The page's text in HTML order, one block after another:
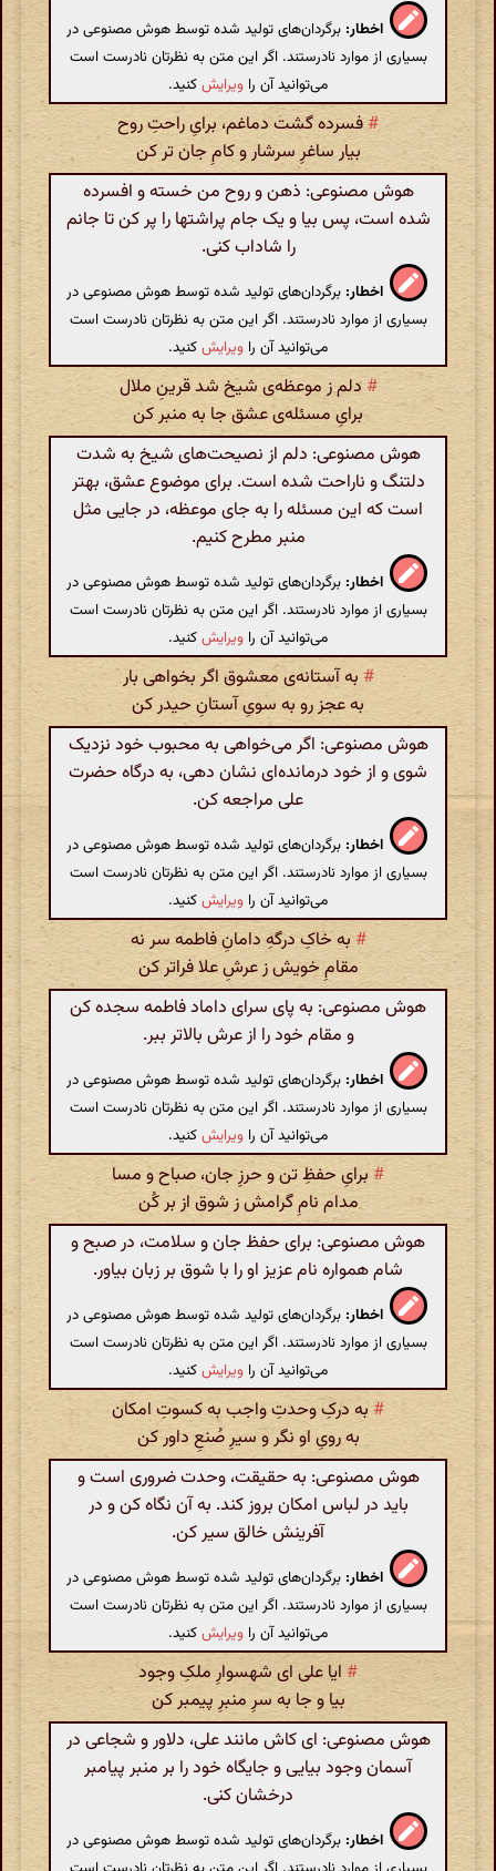
اخطار: برگردان‌های تولید شده توسط هوش مصنوعی در
بسیاری از موارد نادرستند. اگر این متن به نظرتان نادرست است
می‌توانید آن را ویرایشکنید.
# فسرده گشت دماغم، برایِ راحتِ روح
بیار ساغرِ سرشار و کامِ جان تر کن
هوش مصنوعی: ذهن و روح من خسته و افسرده
شده است، پس بیا و یک جام پراشتها را پر کن تا جانم
را شاداب کنی.
اخطار: برگردان‌های تولید شده توسط هوش مصنوعی در
بسیاری از موارد نادرستند. اگر این متن به نظرتان نادرست است
می‌توانید آن را ویرایشکنید.
#دلم ز موعظه‌ی شیخ شد قرینِ ملال
برایِ مسئله‌ی عشق جا به منبر کن
هوش مصنوعی: دلم از نصیحت‌های شیخ به شدت
دلتنگ و ناراحت شده است. برای موضوع عشق، بهتر
است که این مسئله را به جای موعظه، در جایی مثل
منبر مطرح کنیم.
اخطار: برگردان‌های تولید شده توسط هوش مصنوعی در
بسیاری از موارد نادرستند. اگر این متن به نظرتان نادرست است
می‌توانید آن را ویرایشکنید.
# به آستانه‌ی معشوق اگر بخواهی بار
به عجز رو به سویِ آستانِ حیدر کن
هوش مصنوعی: اگر می‌خواهی به محبوب خود نزدیک
شوی و از خود درمانده‌ای نشان دهی، به درگاه حضرت
علی مراجعه کن.
اخطار: برگردان‌های تولید شده توسط هوش مصنوعی در
بسیاری از موارد نادرستند. اگر این متن به نظرتان نادرست است
می‌توانید آن را ویرایشکنید.
# به خاکِ درگهِ دامانِ فاطمه سر نه
مقامِ خویش ز عرشِ علا فراتر کن
هوش مصنوعی: به پای سرای داماد فاطمه سجده کن
و مقام خود را از عرش بالاتر ببر.
اخطار: برگردان‌های تولید شده توسط هوش مصنوعی در
بسیاری از موارد نادرستند. اگر این متن به نظرتان نادرست است
می‌توانید آن را ویرایشکنید.
# برایِ حفظِ تن و حرزِ جان، صباح و مسا
مدام نامِ گرامش ز شوق از بر کُن
هوش مصنوعی: برای حفظ جان و سلامت، در صبح و
شام همواره نام عزیز او را با شوق بر زبان بیاور.
اخطار: برگردان‌های تولید شده توسط هوش مصنوعی در
بسیاری از موارد نادرستند. اگر این متن به نظرتان نادرست است
می‌توانید آن را ویرایشکنید.
# به درکِ وحدتِ واجب به کسوتِ امکان
به رویِ او نگر و سیرِ صُنعِ داور کن
هوش مصنوعی: به حقیقت، وحدت ضروری است و
باید در لباس امکان بروز کند. به آن نگاه کن و در
آفرینش خالق سیر کن.
اخطار: برگردان‌های تولید شده توسط هوش مصنوعی در
بسیاری از موارد نادرستند. اگر این متن به نظرتان نادرست است
می‌توانید آن را ویرایشکنید.
# ایا علی‌ ای شهسوارِ ملکِ وجود
بیا و جا به سرِ منبرِ پیمبر کن
هوش مصنوعی: ای کاش مانند علی، دلاور و شجاعی در
آسمان وجود بیایی و جایگاه خود را بر منبر پیامبر
درخشان کنی.
اخطار: برگردان‌های تولید شده توسط هوش مصنوعی در